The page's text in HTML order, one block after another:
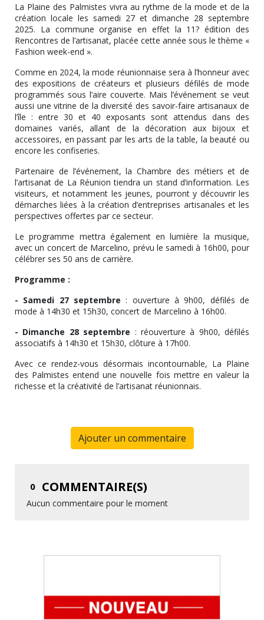
La Plaine des Palmistes vivra au rythme de la mode et de la
création locale les samedi 27 et dimanche 28 septembre
2025. La commune organise en effet la 11? édition des
Rencontres de l’artisanat, placée cette année sous le thème «
Fashion week-end ».
Comme en 2024, la mode réunionnaise sera à l’honneur avec
des expositions de créateurs et plusieurs défilés de mode
programmés sous l’aire couverte. Mais l’événement se veut
aussi une vitrine de la diversité des savoir-faire artisanaux de
l’île : entre 30 et 40 exposants sont attendus dans des
domaines variés, allant de la décoration aux bijoux et
accessoires, en passant par les arts de la table, la beauté ou
encore les confiseries.
Partenaire de l’événement, la Chambre des métiers et de
l’artisanat de La Réunion tiendra un stand d’information. Les
visiteurs, et notamment les jeunes, pourront y découvrir les
démarches liées à la création d’entreprises artisanales et les
perspectives offertes par ce secteur.
Le programme mettra également en lumière la musique,
avec un concert de Marcelino, prévu le samedi à 16h00, pour
célébrer ses 50 ans de carrière.
Programme :
- Samedi 27 septembre : ouverture à 9h00, défilés de
mode à 14h30 et 15h30, concert de Marcelino à 16h00.
- Dimanche 28 septembre : réouverture à 9h00, défilés
associatifs à 14h30 et 15h30, clôture à 17h00.
Avec ce rendez-vous désormais incontournable, La Plaine
des Palmistes entend une nouvelle fois mettre en valeur la
richesse et la créativité de l’artisanat réunionnais.
Ajouter un commentaire
0 COMMENTAIRE(S)
Aucun commentaire pour le moment